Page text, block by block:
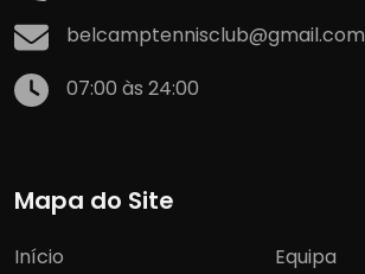
belcamptennisclub@gmail.com
07:00 às 24:00
Mapa do Site
Início
Equipa